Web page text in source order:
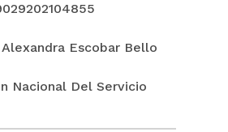
Escobar Bello
Nacional Del Servicio